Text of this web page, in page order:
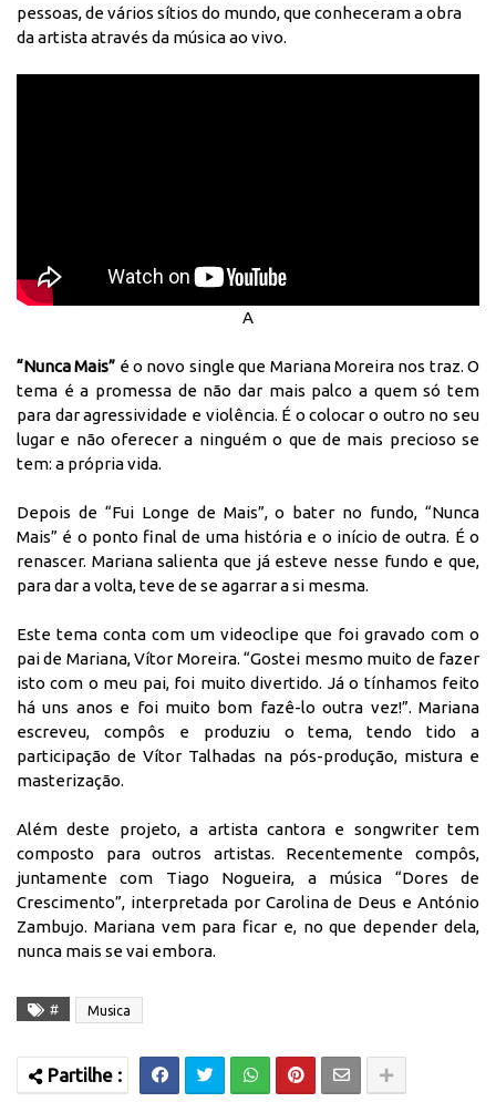
pessoas, de vários sítios do mundo, que conheceram a obra
da artista através da música ao vivo.
A
“Nunca Mais” é o novo single que Mariana Moreira nos traz. O
tema é a promessa de não dar mais palco a quem só tem
para dar agressividade e violência. É o colocar o outro no seu
lugar e não oferecer a ninguém o que de mais precioso se
tem: a própria vida.
Depois de “Fui Longe de Mais”, o bater no fundo, “Nunca
Mais” é o ponto final de uma história e o início de outra. É o
renascer. Mariana salienta que já esteve nesse fundo e que,
para dar a volta, teve de se agarrar a si mesma.
Este tema conta com um videoclipe que foi gravado com o
pai de Mariana, Vítor Moreira. “Gostei mesmo muito de fazer
isto com o meu pai, foi muito divertido. Já o tínhamos feito
há uns anos e foi muito bom fazê-lo outra vez!”. Mariana
escreveu, compôs e produziu o tema, tendo tido a
participação de Vítor Talhadas na pós-produção, mistura e
masterização.
Além deste projeto, a artista cantora e songwriter tem
composto para outros artistas. Recentemente compôs,
juntamente com Tiago Nogueira, a música “Dores de
Crescimento”, interpretada por Carolina de Deus e António
Zambujo. Mariana vem para ficar e, no que depender dela,
nunca mais se vai embora.
# Musica